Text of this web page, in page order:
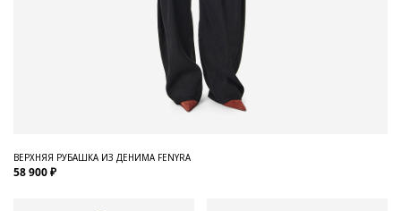
ВЕРХНЯЯ РУБАШКА ИЗ ДЕНИМА FENYRA
58 900 ₽